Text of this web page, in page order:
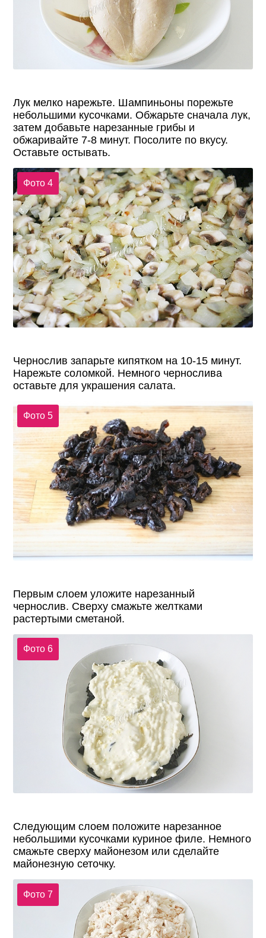
Лук мелко нарежьте. Шампиньоны порежьте
небольшими кусочками. Обжарьте сначала лук,
затем добавьте нарезанные грибы и
обжаривайте 7-8 минут. Посолите по вкусу.
Оставьте остывать.
Фото 4
Чернослив запарьте кипятком на 10-15 минут.
Нарежьте соломкой. Немного чернослива
оставьте для украшения салата.
Фото 5
Первым слоем уложите нарезанный
чернослив. Сверху смажьте желтками
растертыми сметаной.
Фото 6
Следующим слоем положите нарезанное
небольшими кусочками куриное филе. Немного
смажьте сверху майонезом или сделайте
майонезную сеточку.
Фото 7